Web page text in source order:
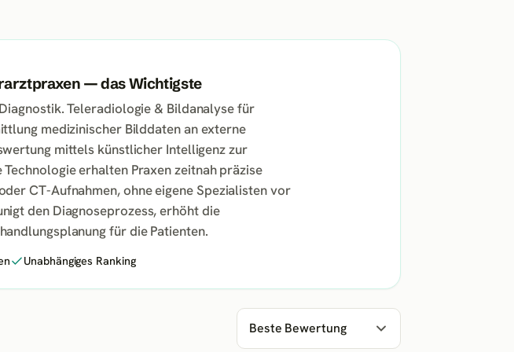
— das Wichtigste
.Teleradiologie & Bildanalyse für
medizinischer Bilddaten an externe
mittels künstlicher Intelligenz zur
erhalten Praxen zeitnah präzise
CT-Aufnahmen, ohne eigene Spezialisten vor
den Diagnoseprozess, erhöht die
für die Patienten.
Unabhängiges Ranking